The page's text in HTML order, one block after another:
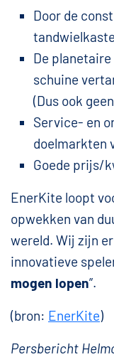
Door de
De
schuine
(Dus ook
Service- en
doelmarkten
Goede prijs/
EnerKite loopt
opwekken van
wereld. Wij zijn
innovatieve
mogen lopen”.
(bron: EnerKite)
Persbericht